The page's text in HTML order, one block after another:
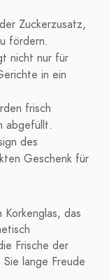
Zuckerzusatz,
fördern.
nicht nur für
in ein
frisch
abgefüllt.
des
Geschenk für
das
Frische der
lange Freude